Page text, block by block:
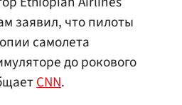
заявил, что пилоты
самолета
до рокового
CNN.